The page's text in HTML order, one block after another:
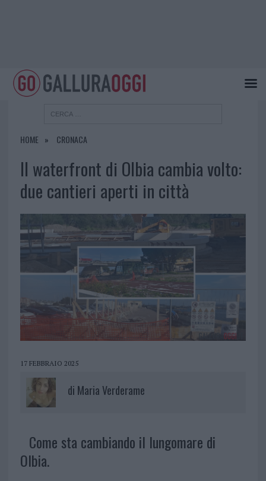
HOME CRONACA
Il waterfront di Olbia cambia volto:
due cantieri aperti in città
17 FEBBRAIO 2025
di Maria Verderame
Come sta cambiando il lungomare di
Olbia.